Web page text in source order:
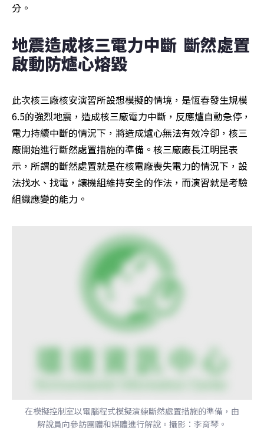
分。
地震造成核三電力中斷  斷然處置
啟動防爐心熔毀
此次核三廠核安演習所設想模擬的情境，是恆春發生規模
6.5的強烈地震，造成核三廠電力中斷，反應爐自動急停，
電力持續中斷的情況下，將造成爐心無法有效冷卻，核三
廠開始進行斷然處置措施的準備。核三廠廠長江明昆表
示，所謂的斷然處置就是在核電廠喪失電力的情況下，設
法找水、找電，讓機組維持安全的作法，而演習就是考驗
組織應變的能力。
在模擬控制室以電腦程式模擬演練斷然處置措施的準備，由
解說員向參訪團體和媒體進行解說。攝影：李育琴。